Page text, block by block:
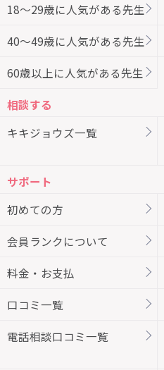
18～29歳に人気がある先生
40～49歳に人気がある先生
60歳以上に人気がある先生
相談する
キキジョウズ一覧
サポート
初めての方
会員ランクについて
料金・お支払
口コミ一覧
電話相談口コミ一覧